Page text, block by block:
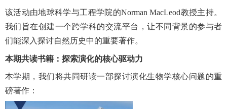
该活动由地球科学与工程学院的Norman MacLeod教授主持。
我们旨在创建一个跨学科的交流平台，让不同背景的参与者
们能深入探讨自然历史中的重要著作。
本期共读书籍：探索演化的核心驱动力
本学期，我们将共同研读一部探讨演化生物学核心问题的重
磅著作：